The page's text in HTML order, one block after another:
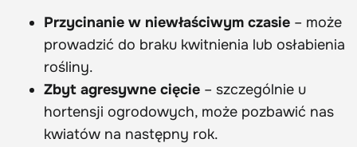
Przycinanie w niewłaściwym czasie – może
prowadzić do braku kwitnienia lub osłabienia
rośliny.
Zbyt agresywne cięcie – szczególnie u
hortensji ogrodowych, może pozbawić nas
kwiatów na następny rok.